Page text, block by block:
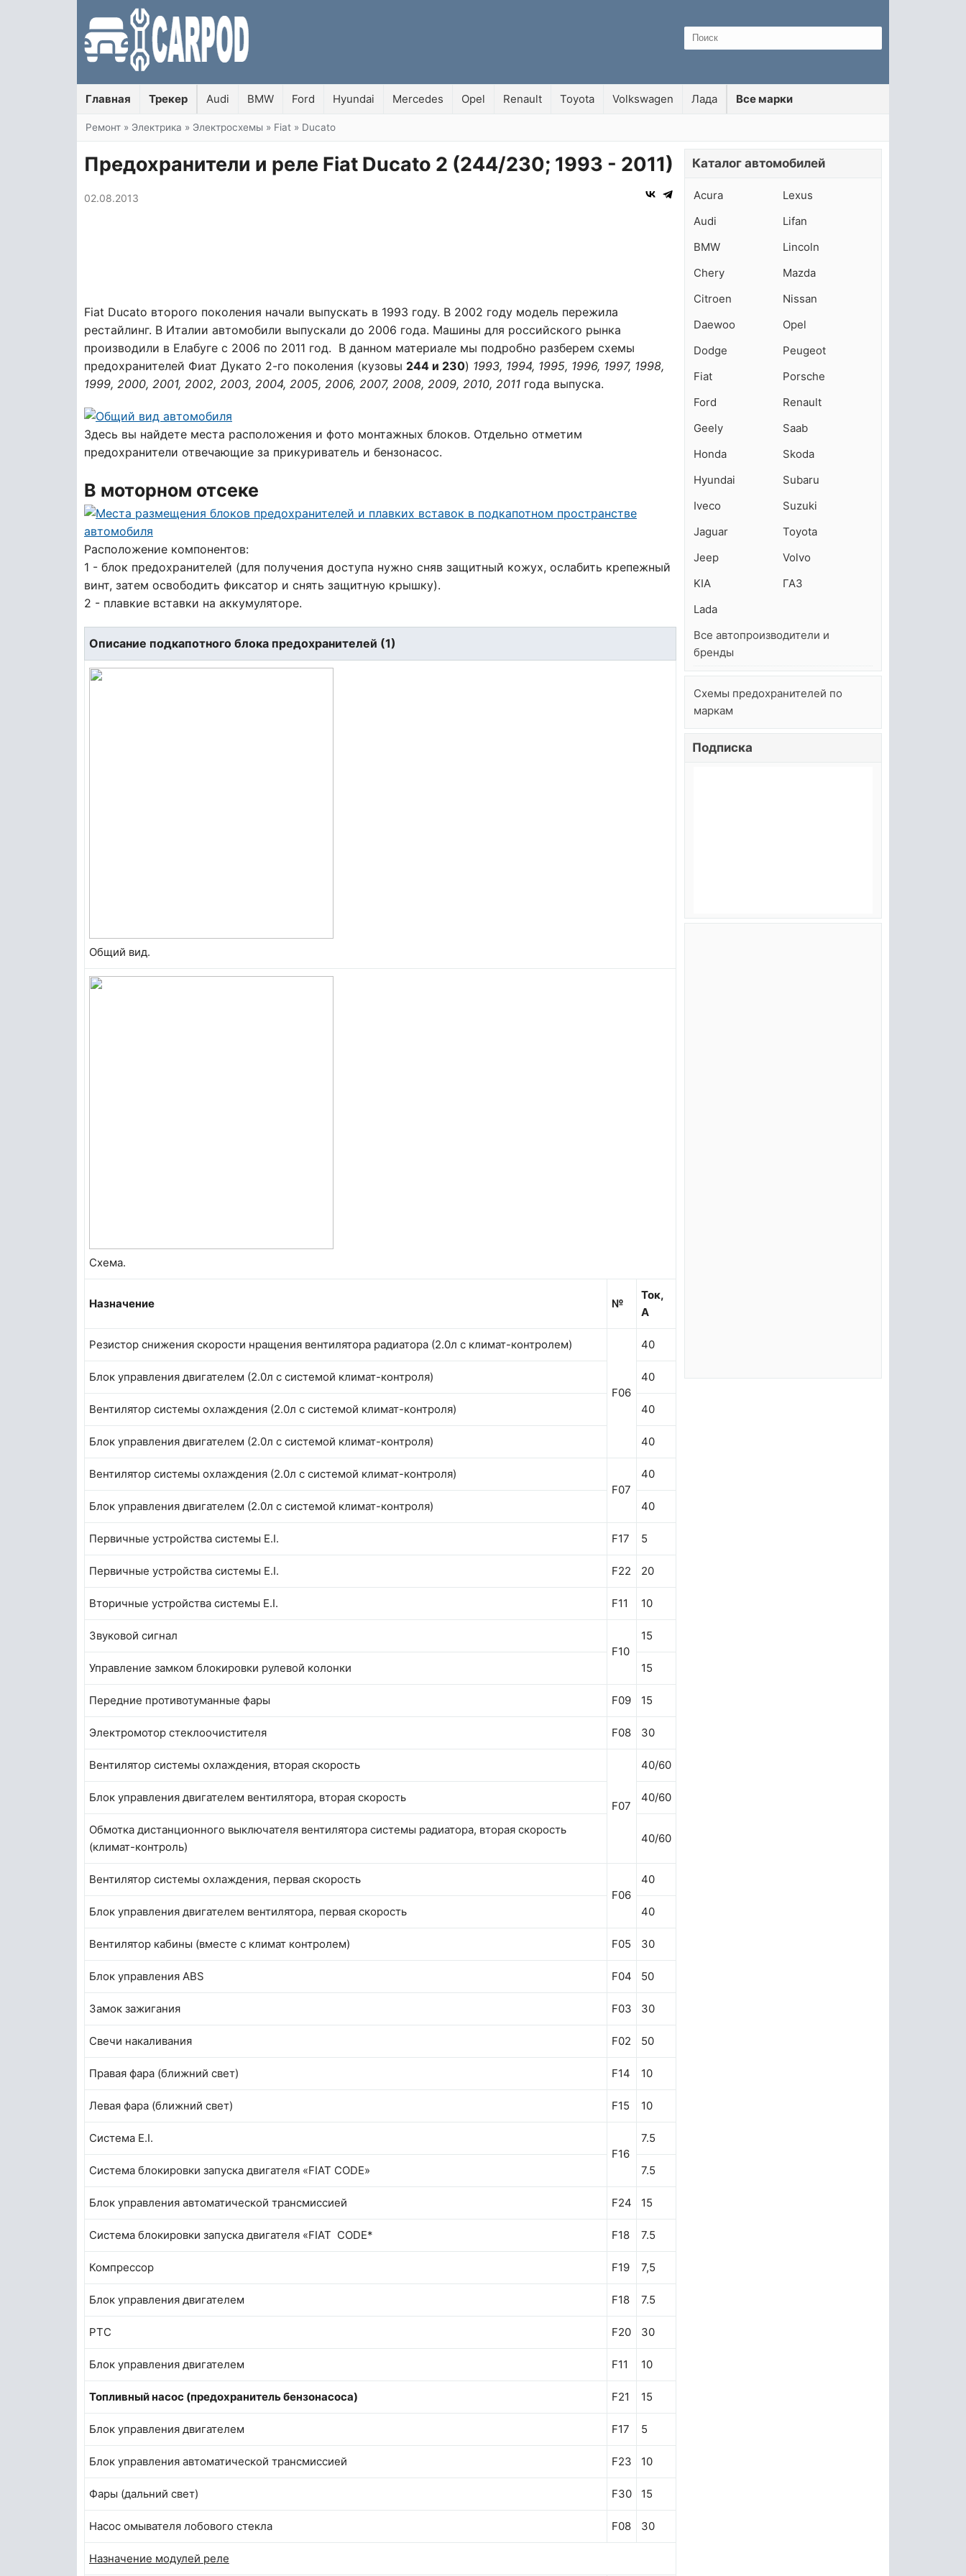
Главная Трекер Audi BMW Ford Hyundai Mercedes Opel Renault Toyota Volkswagen Лада Все марки
Вы здесь
Ремонт » Электрика » Электросхемы » Fiat » Ducato
Предохранители и реле Fiat Ducato 2 (244/230; 1993 - 2011)
02.08.2013
Fiat Ducato второго поколения начали выпускать в 1993 году. В 2002 году модель пережила
рестайлинг. В Италии автомобили выпускали до 2006 года. Машины для российского рынка
производили в Елабуге с 2006 по 2011 год. В данном материале мы подробно разберем схемы
предохранителей Фиат Дукато 2-го поколения (кузовы 244 и 230) 1993, 1994, 1995, 1996, 1997, 1998,
1999, 2000, 2001, 2002, 2003, 2004, 2005, 2006, 2007, 2008, 2009, 2010, 2011 года выпуска.
Здесь вы найдете места расположения и фото монтажных блоков. Отдельно отметим
предохранители отвечающие за прикуриватель и бензонасос.
В моторном отсеке
Расположение компонентов:
1 - блок предохранителей (для получения доступа нужно сняв защитный кожух, ослабить крепежный
винт, затем освободить фиксатор и снять защитную крышку).
2 - плавкие вставки на аккумуляторе.
Описание подкапотного блока предохранителей (1)
Общий вид.
Схема.
Назначение №
Ток,
А
Резистор снижения скорости нращения вентилятора радиатора (2.0л с климат-контролем)
F06
40
Блок управления двигателем (2.0л с системой климат-контроля) 40
Вентилятор системы охлаждения (2.0л с системой климат-контроля) 40
Блок управления двигателем (2.0л с системой климат-контроля) 40
Вентилятор системы охлаждения (2.0л с системой климат-контроля)
F07
40
Блок управления двигателем (2.0л с системой климат-контроля) 40
Первичные устройства системы E.I. F17 5
Первичные устройства системы E.I. F22 20
Вторичные устройства системы E.I. F11 10
Звуковой сигнал
F10
15
Управление замком блокировки рулевой колонки 15
Передние противотуманные фары F09 15
Электромотор стеклоочистителя F08 30
Вентилятор системы охлаждения, вторая скорость
F07
40/60
Блок управления двигателем вентилятора, вторая скорость 40/60
Обмотка дистанционного выключателя вентилятора системы радиатора, вторая скорость
(климат-контроль)
40/60
Вентилятор системы охлаждения, первая скорость
F06
40
Блок управления двигателем вентилятора, первая скорость 40
Вентилятор кабины (вместе с климат контролем) F05 30
Блок управления ABS F04 50
Замок зажигания F03 30
Свечи накаливания F02 50
Правая фара (ближний свет) F14 10
Левая фара (ближний свет) F15 10
Система E.I.
F16
7.5
Система блокировки запуска двигателя «FIAT CODE» 7.5
Блок управления автоматической трансмиссией F24 15
Система блокировки запуска двигателя «FIAT CODE* F18 7.5
Компрессор F19 7,5
Блок управления двигателем F18 7.5
РТС F20 30
Блок управления двигателем F11 10
Топливный насос (предохранитель бензонасоса) F21 15
Блок управления двигателем F17 5
Блок управления автоматической трансмиссией F23 10
Фары (дальний свет) F30 15
Насос омывателя лобового стекла F08 30
Назначение модулей реле
Каталог автомобилей
Acura
Lexus
Audi
Lifan
BMW
Lincoln
Chery
Mazda
Citroen
Nissan
Daewoo
Opel
Dodge
Peugeot
Fiat
Porsche
Ford
Renault
Geely
Saab
Honda
Skoda
Hyundai
Subaru
Iveco
Suzuki
Jaguar
Toyota
Jeep
Volvo
KIA
ГАЗ
Lada
Все автопроизводители и
бренды
Схемы предохранителей по
маркам
Подписка